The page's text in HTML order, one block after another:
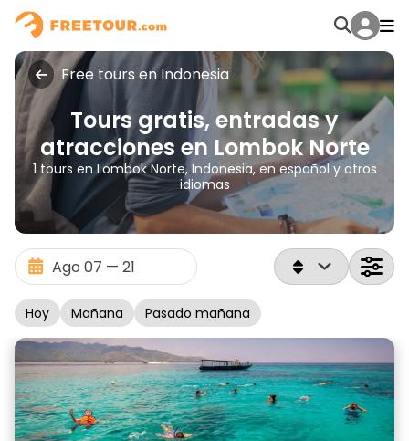
Free tours en Indonesia
Tours gratis, entradas y
atracciones en Lombok Norte
1 tours en Lombok Norte, Indonesia, en español y otros
idiomas
Hoy Mañana Pasado mañana